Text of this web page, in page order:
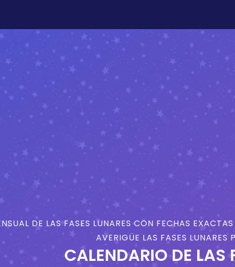
DE LAS FASES LUNARES CON FECHAS
AVERIGÜE LAS FASES LUNARES
CALENDARIO DE LAS